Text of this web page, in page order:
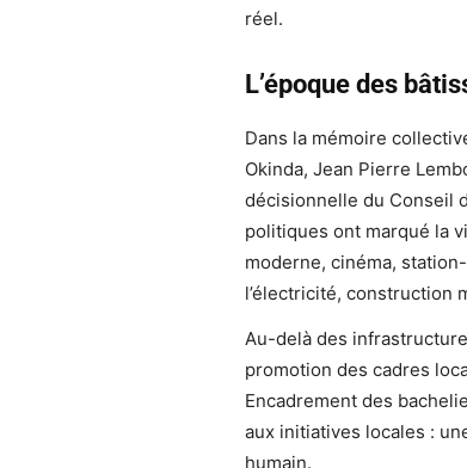
réel.
L’époque des
Dans la mémoire
Okinda, Jean Pierre
décisionnelle du Conseil
politiques ont marqué la
moderne, cinéma,
l’électricité, construction
Au-delà des
promotion des cadres
Encadrement des
aux initiatives locales :
humain.